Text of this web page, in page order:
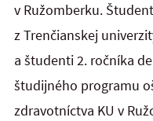
v Ružomberku.
z Trenčianskej
a študenti 2. ročníka
študijného programu
zdravotníctva KU v